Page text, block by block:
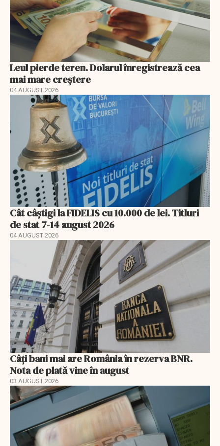
Leul pierde teren. Dolarul înregistrează cea
mai mare creștere
04 AUGUST 2026
Cât câștigi la FIDELIS cu 10.000 de lei. Titluri
de stat 7-14 august 2026
04 AUGUST 2026
Câți bani mai are România în rezerva BNR.
Nota de plată vine în august
03 AUGUST 2026